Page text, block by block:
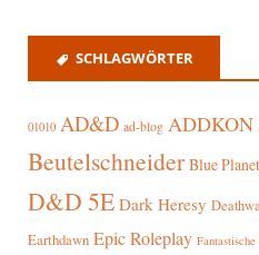
SCHLAGWÖRTER
01010 AD&D ad-blog ADDKON
Beutelschneider Blue Planet
D&D 5E Dark Heresy
Earthdawn Epic Roleplay Fantastische